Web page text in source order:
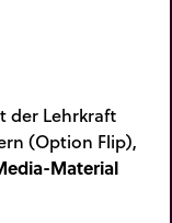
der Lehrkraft
(Option Flip),
Material